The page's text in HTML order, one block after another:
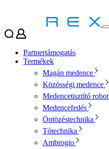
Partnertámogatás
Termékek
Magán medence
Közösségi medence
Medencetisztító robot
Medencefedés
Öntözéstechnika
Tótechnika
Ambrogio